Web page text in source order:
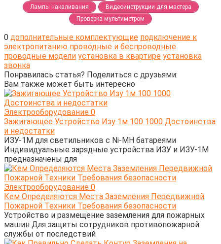
Лампы накаливания
Видеоинструкции для мастера
Проверка мультиметром
0 дополнительные комплектующие подключение к
электропитанию проводные и беспроводные
проводные модели установка в квартире установка
звонка
Понравилась статья? Поделиться с друзьями:
Вам также может быть интересно
Электрооборудование 0
Зажигающее Устройство Изу 1м 100 1000 Достоинства
и недостатки
ИЗУ-1М для светильников с Ni-MH батареями
Индивидуальные зарядные устройства ИЗУ и ИЗУ-1М
предназначены для
Электрооборудование 0
Кем Определяются Места Заземления Передвижной
Пожарной Техники Требования безопасности
Устройство и размещение заземления для пожарных
машин Для защиты сотрудников противопожарной
службы от последствий